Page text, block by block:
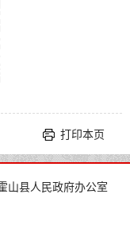
打印本页
山县人民政府办公室